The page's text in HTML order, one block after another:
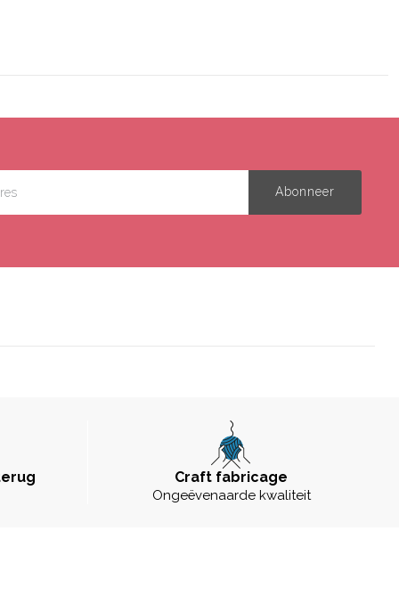
Craft fabricage
Ongeëvenaarde kwaliteit